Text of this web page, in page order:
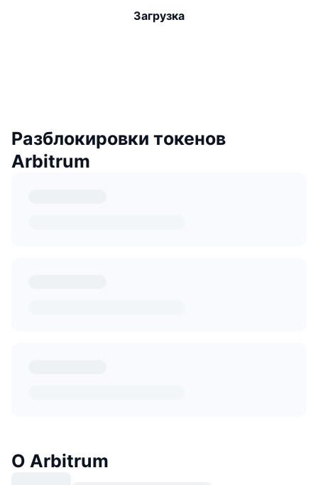
Загрузка
Разблокировки токенов
Arbitrum
О Arbitrum